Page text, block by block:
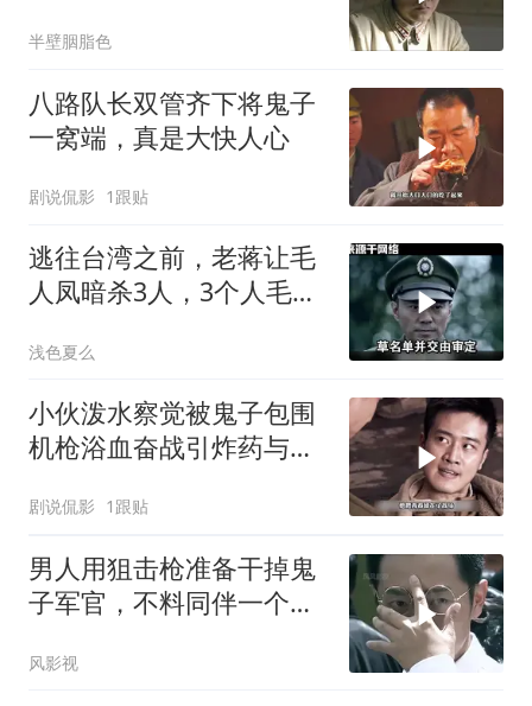
半壁胭脂色
八路队长双管齐下将鬼子
一窝端，真是大快人心
剧说侃影 1跟贴
逃往台湾之前，老蒋让毛
人凤暗杀3人，3个人毛人
浅色夏么
小伙泼水察觉被鬼子包围
机枪浴血奋战引炸药与敌
剧说侃影 1跟贴
男人用狙击枪准备干掉鬼
子军官，不料同伴一个手
风影视